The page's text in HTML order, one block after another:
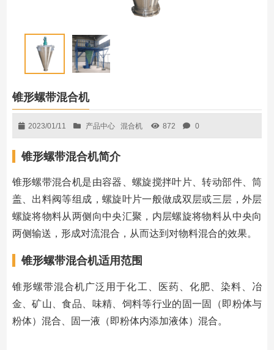
锥形螺带混合机
2023/01/11 产品中心 混合机 872 0
锥形螺带混合机简介
锥形螺带混合机是由容器、螺旋搅拌叶片、转动部件、筒
盖、出料阀等组成，螺旋叶片一般做成双层或三层，外层
螺旋将物料从两侧向中央汇聚，内层螺旋将物料从中央向
两侧输送，形成对流混合，从而达到对物料混合的效果。
锥形螺带混合机适用范围
锥形螺带混合机广泛用于化工、医药、化肥、染料、冶
金、矿山、食品、味精、饲料等行业的固一固（即粉体与
粉体）混合、固一液（即粉体内添加液体）混合。